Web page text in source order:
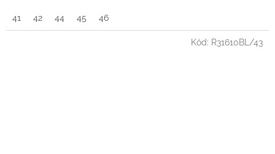
41 42 44 45 46
Kód: R31610BL/43